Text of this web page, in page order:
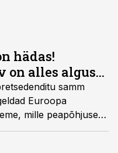
hädas!
alles algus...
samm
Euroopa
mille peapõhjuseks
autotööstuse